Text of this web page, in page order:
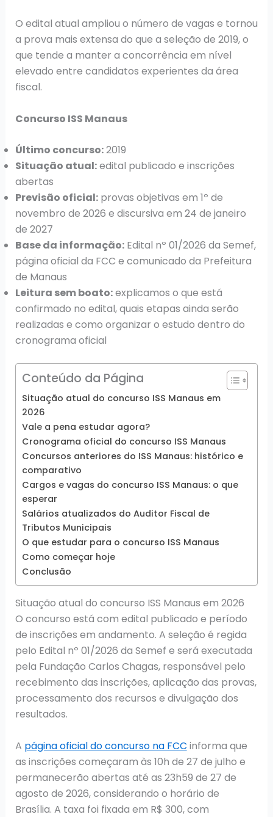
O edital atual ampliou o número de vagas e tornou
a prova mais extensa do que a seleção de 2019, o
que tende a manter a concorrência em nível
elevado entre candidatos experientes da área
fiscal.
Concurso ISS Manaus
Último concurso:2019
Situação atual:edital publicado e inscrições
abertas
Previsão oficial:provas objetivas em 1º de
novembro de 2026 e discursiva em 24 de janeiro
de 2027
Base da informação:Edital nº 01/2026 da Semef,
página oficial da FCC e comunicado da Prefeitura
de Manaus
Leitura sem boato:explicamos o que está
confirmado no edital, quais etapas ainda serão
realizadas e como organizar o estudo dentro do
cronograma oficial
Conteúdo da Página
Situação atual do concurso ISS Manaus em
2026
Vale a pena estudar agora?
Cronograma oficial do concurso ISS Manaus
Concursos anteriores do ISS Manaus: histórico e
comparativo
Cargos e vagas do concurso ISS Manaus: o que
esperar
Salários atualizados do Auditor Fiscal de
Tributos Municipais
O que estudar para o concurso ISS Manaus
Como começar hoje
Conclusão
Situação atual do concurso ISS Manaus em 2026
O concurso está com edital publicado e período
de inscrições em andamento. A seleção é regida
pelo Edital nº 01/2026 da Semef e será executada
pela Fundação Carlos Chagas, responsável pelo
recebimento das inscrições, aplicação das provas,
processamento dos recursos e divulgação dos
resultados.
A página oficial do concurso na FCC informa que
as inscrições começaram às 10h de 27 de julho e
permanecerão abertas até as 23h59 de 27 de
agosto de 2026, considerando o horário de
Brasília. A taxa foi fixada em R$ 300, com